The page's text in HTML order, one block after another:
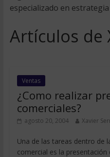
especializado en
Artículos de
Ventas
¿Como realizar
comerciales?
agosto 20, 2004 Xavier
Una de las tareas dentro de
comercial es la